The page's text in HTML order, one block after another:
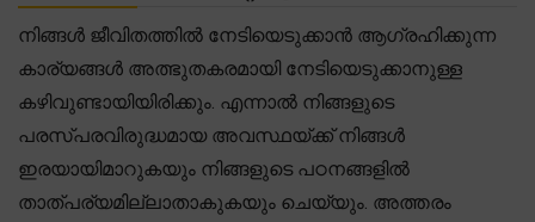
നിങ്ങൾ ജീവിതത്തിൽ നേടിയെടുക്കാൻ ആഗ്രഹിക്കുന്ന
കാര്യങ്ങൾ അത്ഭുതകരമായി നേടിയെടുക്കാനുള്ള
കഴിവുണ്ടായിയിരിക്കും. എന്നാൽ നിങ്ങളുടെ
പരസ്പരവിരുദ്ധമായ അവസ്ഥയ്ക്ക് നിങ്ങൾ
ഇരയായിമാറുകയും നിങ്ങളുടെ പഠനങ്ങളിൽ
താത്പര്യമില്ലാതാകുകയും ചെയ്യും. അത്തരം